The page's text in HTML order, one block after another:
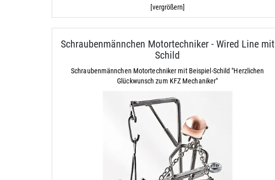
[vergrößern]
Schraubenmännchen Motortechniker - Wired Line mit
Schild
Schraubenmännchen Motortechniker mit Beispiel-Schild "Herzlichen
Glückwunsch zum KFZ Mechaniker"